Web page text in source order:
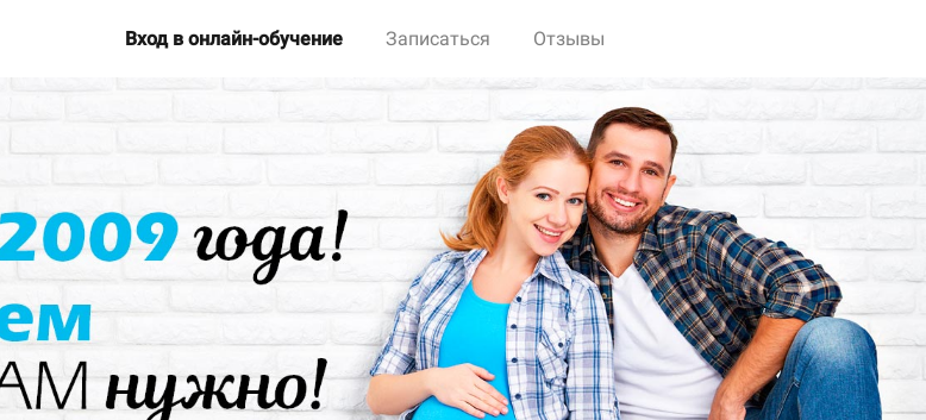
Вход в онлайн-обучение Записаться Отзывы